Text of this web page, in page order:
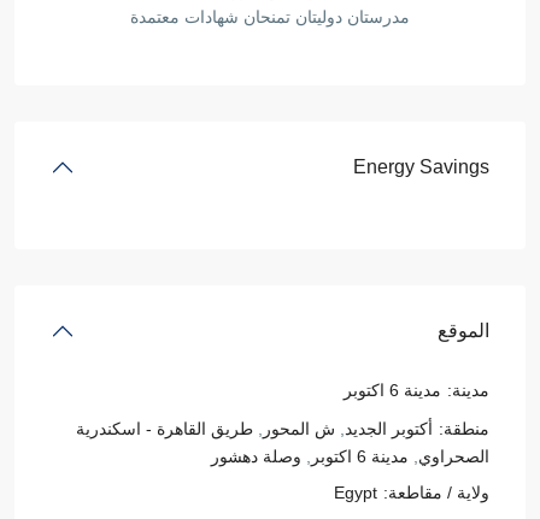
مدرستان دوليتان تمنحان شهادات معتمدة
Energy Savings
الموقع
مدينة: مدينة 6 اكتوبر
منطقة: أكتوبر الجديد ش المحور
طريق القاهرة - اسكندرية
الصحراوي
مدينة 6 اكتوبر
وصلة دهشور
ولاية / مقاطعة: Egypt